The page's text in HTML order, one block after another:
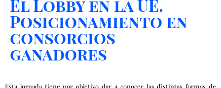
El Lobby en la UE.
Posicionamiento en
consorcios
ganadores